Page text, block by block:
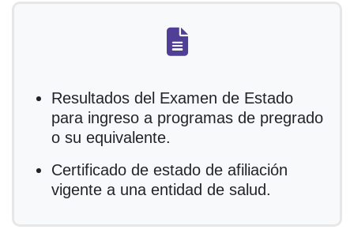
fas fa-file-alt
Resultados del Examen de Estado
para ingreso a programas de pregrado
o su equivalente.
Certificado de estado de afiliación
vigente a una entidad de salud.